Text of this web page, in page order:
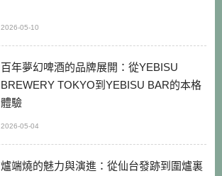
2026-05-10
百年夢幻啤酒的品牌展開：從YEBISU
BREWERY TOKYO到YEBISU BAR的本格
體驗
2026-05-04
爐端燒的魅力與演進：從仙台發跡到圍爐裏